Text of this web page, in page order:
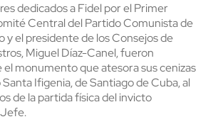
dedicados a Fidel por el Primer
Central del Partido Comunista de
y el presidente de los Consejos de
Miguel Díaz-Canel, fueron
monumento que atesora sus cenizas
Ifigenia, de Santiago de Cuba, al
de la partida física del invicto